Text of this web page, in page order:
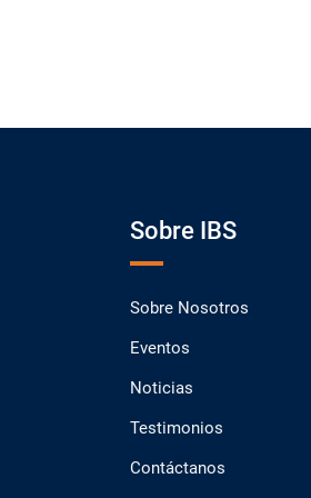
Sobre IBS
Sobre Nosotros
Eventos
Noticias
Testimonios
Contáctanos